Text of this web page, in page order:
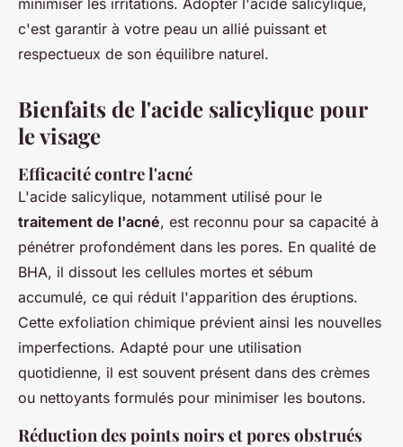
c'est garantir à votre peau un allié puissant et
respectueux de son équilibre naturel.
Bienfaits de l'acide salicylique pour
le visage
Efficacité contre l'acné
L'acide salicylique, notamment utilisé pour le
traitement de l'acné, est reconnu pour sa capacité à
pénétrer profondément dans les pores. En qualité de
BHA, il dissout les cellules mortes et sébum
accumulé, ce qui réduit l'apparition des éruptions.
Cette exfoliation chimique prévient ainsi les nouvelles
imperfections. Adapté pour une utilisation
quotidienne, il est souvent présent dans des crèmes
ou nettoyants formulés pour minimiser les boutons.
Réduction des points noirs et pores obstrués